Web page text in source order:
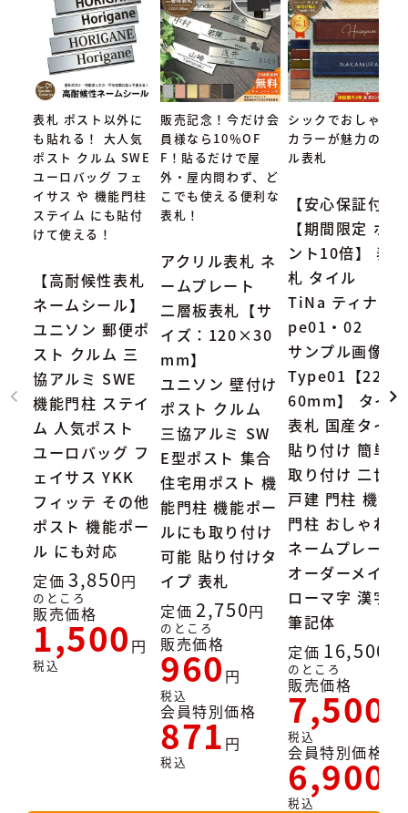
表札 ポスト以外に
も貼れる！ 大人気
ポスト クルム SWE
ユーロバッグ フェ
イサス や 機能門柱
ステイム にも貼付
けて使える！
【高耐候性表札
ネームシール】
ユニソン 郵便ポ
スト クルム 三
協アルミ SWE
機能門柱 ステイ
ム 人気ポスト
ユーロバッグ フ
ェイサス YKK
フィッテ その他
ポスト 機能ポー
ル にも対応
定価 3,850
のところ
販売価格
1,500
税込
販売記念！今だけ会
員様なら10％OF
F！貼るだけで屋
外・屋内問わず、ど
こでも使える便利な
表札！
アクリル表札 ネ
ームプレート
二層板表札【サ
イズ：120×30
mm】
ユニソン 壁付け
ポスト クルム
三協アルミ SW
E型ポスト 集合
住宅用ポスト 機
能門柱 機能ポー
ルにも取り付け
可能 貼り付けタ
イプ 表札
定価 2,750
のところ
販売価格
960
税込
会員特別価格
871
税込
シックでおしゃれな
カラーが魅力のタイ
ル表札
【安心保証付】
【期間限定 ポイ
ント10倍】 表
札 タイル
TiNa ティナ Ty
pe01・02
サンプル画像：
Type01【227×
60mm】 タイル
表札 国産タイル
貼り付け 簡単
取り付け 二世帯
戸建 門柱 機能
門柱 おしゃれ
ネームプレート
オーダーメイド
ローマ字 漢字
筆記体
定価 16,500
のところ
販売価格
7,500
税込
会員特別価格
6,900
税込